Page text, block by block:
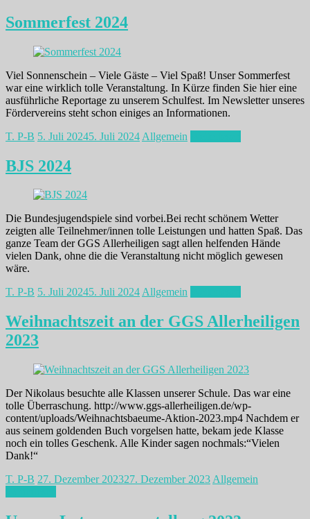
Sommerfest 2024
Viel Sonnenschein – Viele Gäste – Viel Spaß! Unser Sommerfest
war eine wirklich tolle Veranstaltung. In Kürze finden Sie hier eine
ausführliche Reportage zu unserem Schulfest. Im Newsletter unseres
Fördervereins steht schon einiges an Informationen.
T. P-B 5. Juli 20245. Juli 2024 Allgemein
BJS 2024
Die Bundesjugendspiele sind vorbei.Bei recht schönem Wetter
zeigten alle Teilnehmer/innen tolle Leistungen und hatten Spaß. Das
ganze Team der GGS Allerheiligen sagt allen helfenden Hände
vielen Dank, ohne die die Veranstaltung nicht möglich gewesen
wäre.
T. P-B 5. Juli 20245. Juli 2024Allgemein
Weihnachtszeit an der GGS Allerheiligen
2023
Der Nikolaus besuchte alle Klassen unserer Schule. Das war eine
tolle Überraschung. http://www.ggs-allerheiligen.de/wp-
content/uploads/Weihnachtsbaeume-Aktion-2023.mp4 Nachdem er
aus seinem goldenden Buch vorgelsen hatte, bekam jede Klasse
noch ein tolles Geschenk. Alle Kinder sagen nochmals:“Vielen
Dank!“
T. P-B 27. Dezember 202327. Dezember 2023 Allgemein